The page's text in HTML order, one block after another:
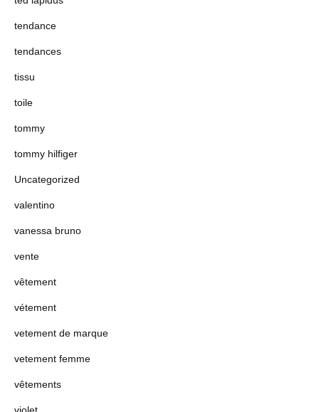
tendance
tendances
tissu
toile
tommy
tommy hilfiger
Uncategorized
valentino
vanessa bruno
vente
vêtement
vétement
vetement de marque
vetement femme
vêtements